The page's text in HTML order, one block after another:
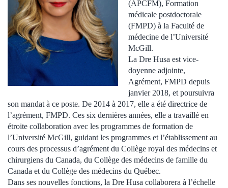
(APCFM), Formation
médicale postdoctorale
(FMPD) à la Faculté de
médecine de l’Université
McGill.
La Dre Husa est vice-
doyenne adjointe,
Agrément, FMPD depuis
janvier 2018, et poursuivra
son mandat à ce poste. De 2014 à 2017, elle a été directrice de
l’agrément, FMPD. Ces six dernières années, elle a travaillé en
étroite collaboration avec les programmes de formation de
l’Université McGill, guidant les programmes et l’établissement au
cours des processus d’agrément du Collège royal des médecins et
chirurgiens du Canada, du Collège des médecins de famille du
Canada et du Collège des médecins du Québec.
Dans ses nouvelles fonctions, la Dre Husa collaborera à l’échelle